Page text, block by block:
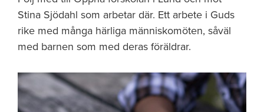
Stina Sjödahl som arbetar där. Ett arbete i Guds
rike med många härliga människomöten, såväl
med barnen som med deras föräldrar.